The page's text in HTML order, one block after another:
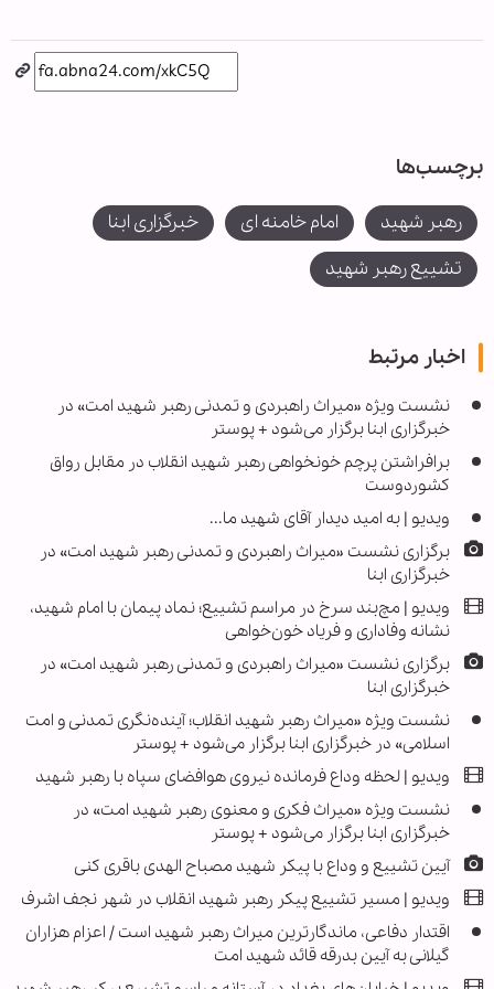
برچسب‌ها
رهبر شهید امام خامنه ای
خبرگزاری ابنا
تشییع رهبر شهید
اخبار مرتبط
نشست ویژه «میراث راهبردی و تمدنی رهبر شهید امت» در
خبرگزاری ابنا برگزار می‌شود + پوستر
برافراشتن پرچم خونخواهی رهبر شهید انقلاب در مقابل رواق
کشوردوست
ویدیو | به امید دیدار آقای شهید ما...
برگزاری نشست «میراث راهبردی و تمدنی رهبر شهید امت» در
خبرگزاری ابنا
ویدیو | مچ‌بند سرخ در مراسم تشییع؛ نماد پیمان با امام شهید،
نشانه وفاداری و فریاد خون‌خواهی
برگزاری نشست «میراث راهبردی و تمدنی رهبر شهید امت» در
خبرگزاری ابنا
نشست ویژه «میراث رهبر شهید انقلاب؛ آینده‌نگری تمدنی و امت
اسلامی» در خبرگزاری ابنا برگزار می‌شود + پوستر
ویدیو | لحظه وداع فرمانده نیروی هوافضای سپاه با رهبر شهید
نشست ویژه «میراث فکری و معنوی رهبر شهید امت» در
خبرگزاری ابنا برگزار می‌شود + پوستر
آیین تشییع و وداع با پیکر شهید مصباح الهدی باقری کنی
ویدیو | مسیر تشییع پیکر رهبر شهید انقلاب در شهر نجف اشرف
اقتدار دفاعی، ماندگارترین میراث رهبر شهید است / اعزام هزاران
گیلانی به آیین بدرقه قائد شهید امت